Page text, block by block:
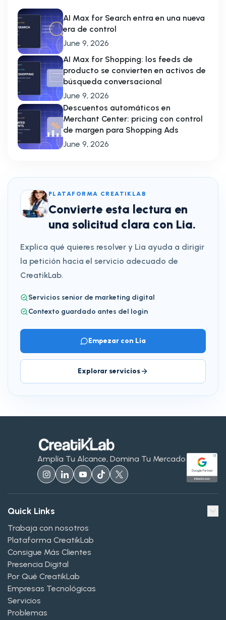
AI Max for Search entra en una nueva
era de control
June 9, 2026
AI Max for Shopping: los feeds de
producto se convierten en activos de
búsqueda conversacional
June 9, 2026
Descuentos automáticos en
Merchant Center: pricing con control
de margen para Shopping Ads
June 9, 2026
PLATAFORMA CREATIKLAB
Convierte esta lectura en
una solicitud clara con Lia.
Explica qué quieres resolver y Lia ayuda a dirigir
la petición hacia el servicio adecuado de
CreatikLab.
Servicios senior de marketing digital
Contexto guardado antes del login
Empezar con Lia
Explorar servicios
Amplía Tu Alcance, Domina Tu Mercado
Quick Links
Trabaja con nosotros
Plataforma CreatikLab
Consigue Más Clientes
Presencia Digital
Por Qué CreatikLab
Empresas Tecnológicas
Servicios
Problemas